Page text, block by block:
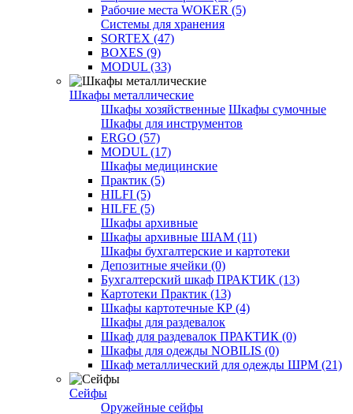
Рабочие места WOKER (5)
Системы для хранения
SORTEX (47)
BOXES (9)
MODUL (33)
Шкафы металлические
Шкафы хозяйственные Шкафы сумочные
Шкафы для инструментов
ERGO (57)
MODUL (17)
Шкафы медицинские
Практик (5)
HILFI (5)
HILFE (5)
Шкафы архивные
Шкафы архивные ШАМ (11)
Шкафы бухгалтерские и картотеки
Депозитные ячейки (0)
Бухгалтерский шкаф ПРАКТИК (13)
Картотеки Практик (13)
Шкафы картотечные КР (4)
Шкафы для раздевалок
Шкаф для раздевалок ПРАКТИК (0)
Шкафы для одежды NOBILIS (0)
Шкаф металлический для одежды ШРМ (21)
Сейфы
Оружейные сейфы